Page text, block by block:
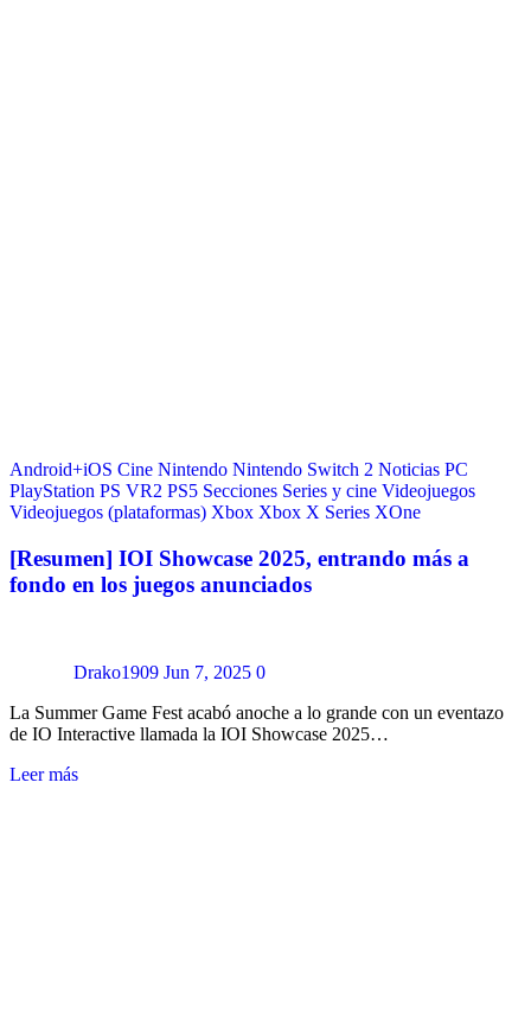
Android+iOS Cine Nintendo Nintendo Switch 2 Noticias PC
PlayStation PS VR2 PS5 Secciones Series y cine Videojuegos
Videojuegos (plataformas) Xbox Xbox X Series XOne
[Resumen] IOI Showcase 2025, entrando más a
fondo en los juegos anunciados
Drako1909 Jun 7, 2025 0
La Summer Game Fest acabó anoche a lo grande con un eventazo
de IO Interactive llamada la IOI Showcase 2025…
Leer más